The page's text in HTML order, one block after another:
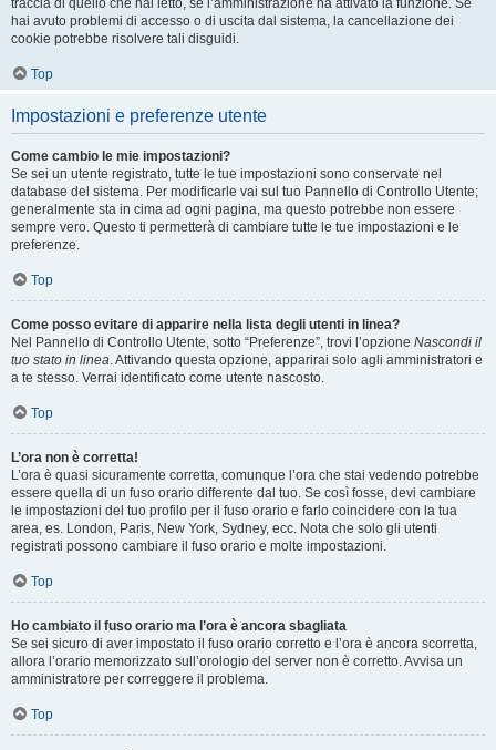
traccia di quello che hai letto, se l’amministrazione ha attivato la funzione. Se
hai avuto problemi di accesso o di uscita dal sistema, la cancellazione dei
cookie potrebbe risolvere tali disguidi.
Top
Impostazioni e preferenze utente
Come cambio le mie impostazioni?
Se sei un utente registrato, tutte le tue impostazioni sono conservate nel
database del sistema. Per modificarle vai sul tuo Pannello di Controllo Utente;
generalmente sta in cima ad ogni pagina, ma questo potrebbe non essere
sempre vero. Questo ti permetterà di cambiare tutte le tue impostazioni e le
preferenze.
Top
Come posso evitare di apparire nella lista degli utenti in linea?
Nel Pannello di Controllo Utente, sotto “Preferenze”, trovi l’opzione Nascondi il
tuo stato in linea. Attivando questa opzione, apparirai solo agli amministratori e
a te stesso. Verrai identificato come utente nascosto.
Top
L’ora non è corretta!
L’ora è quasi sicuramente corretta, comunque l’ora che stai vedendo potrebbe
essere quella di un fuso orario differente dal tuo. Se così fosse, devi cambiare
le impostazioni del tuo profilo per il fuso orario e farlo coincidere con la tua
area, es. London, Paris, New York, Sydney, ecc. Nota che solo gli utenti
registrati possono cambiare il fuso orario e molte impostazioni.
Top
Ho cambiato il fuso orario ma l’ora è ancora sbagliata
Se sei sicuro di aver impostato il fuso orario corretto e l’ora è ancora scorretta,
allora l’orario memorizzato sull’orologio del server non è corretto. Avvisa un
amministratore per correggere il problema.
Top